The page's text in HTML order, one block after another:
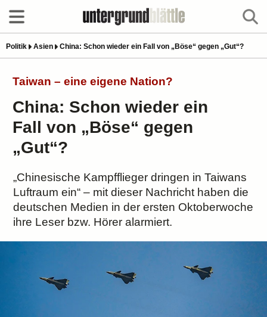
Politik Asien China: Schon wieder ein Fall von „Böse“ gegen „Gut“?
Taiwan – eine eigene Nation?
China: Schon wieder ein
Fall von „Böse“ gegen
„Gut“?
„Chinesische Kampfflieger dringen in Taiwans
Luftraum ein“ – mit dieser Nachricht haben die
deutschen Medien in der ersten Oktoberwoche
ihre Leser bzw. Hörer alarmiert.